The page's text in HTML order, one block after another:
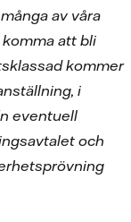
av våra
att bli
kommer
i
eventuell
och